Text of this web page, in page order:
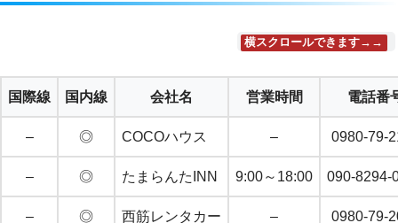
横スクロールできます→→
国際線 国内線 会社名 営業時間 電話番
– ◎ COCOハウス – 0980-79-
– ◎ たまらんたINN 9:00～18:00 090-8294-
– ◎ 西筋レンタカー – 0980-79-